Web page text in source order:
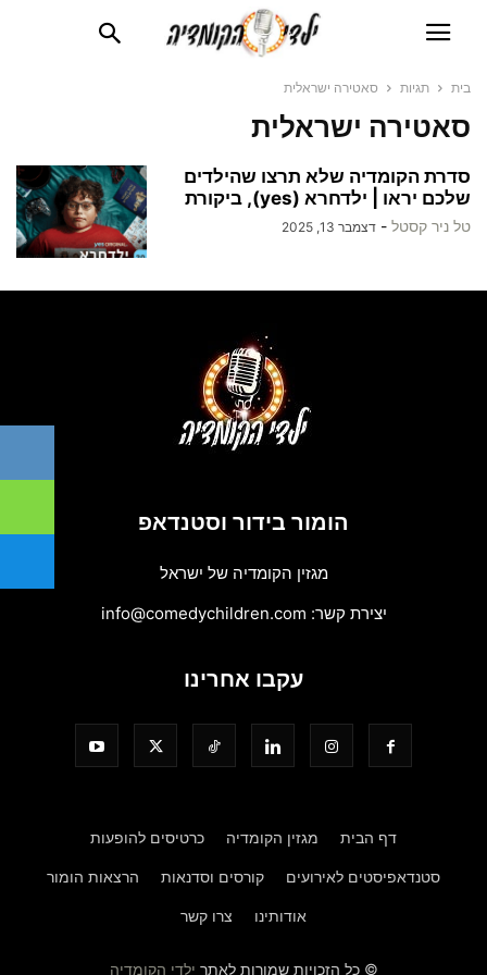
בית תגיות סאטירה ישראלית
סאטירה ישראלית
סדרת הקומדיה שלא תרצו שהילדים
שלכם יראו | ילדחרא (yes), ביקורת
טל ניר קסטל - דצמבר 13, 2025
הומור בידור וסטנדאפ
מגזין הקומדיה של ישראל
יצירת קשר: info@comedychildren.com
עקבו אחרינו
דף הבית מגזין הקומדיה כרטיסים להופעות
סטנדאפיסטים לאירועים קורסים וסדנאות הרצאות הומור
אודותינו צרו קשר
© כל הזכויות שמורות לאתר ילדי הקומדיה